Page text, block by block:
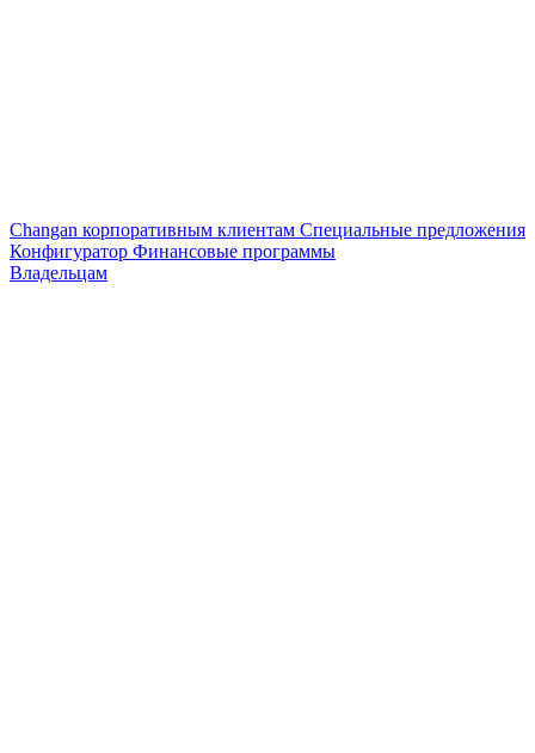
Changan корпоративным клиентам Специальные предложения
Конфигуратор Финансовые программы
Владельцам